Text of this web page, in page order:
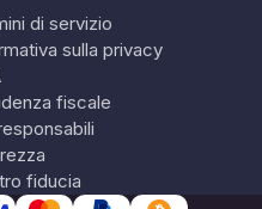
di servizio
sulla privacy
fiscale
fiducia